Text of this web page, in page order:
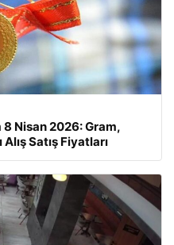
8 Nisan 2026: Gram,
Satış Fiyatları